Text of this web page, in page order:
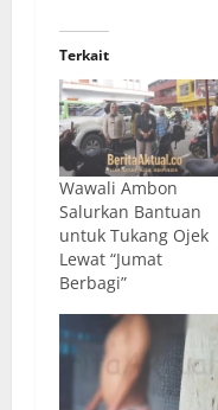
Terkait
Wawali Ambon
Salurkan Bantuan
untuk Tukang Ojek
Lewat “Jumat
Berbagi”